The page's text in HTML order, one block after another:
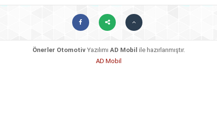
Chery - Geely Yedek Parçaları
Subaru Yedek Parçaları
Ssangyong Yedek Parçaları
Önerler OtomotivYazılımı AD Mobil ile hazırlanmıştır.
AD Mobil